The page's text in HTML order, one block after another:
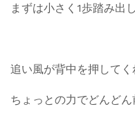
まずは小さく1歩踏み出
追い風が背中を押してく
ちょっとの力でどんどん